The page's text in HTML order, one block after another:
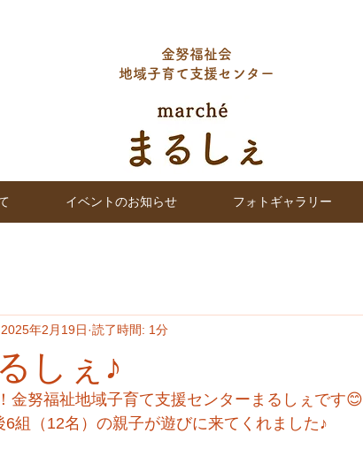
イベントのお知らせ フォトギャラリー
金努福祉会
地域子育て支援センター
しぇ♪
2025年2月19日 読了時間: 1分
金努福祉地域子育て支援センターまるしぇです😊
組（12名）の親子が遊びに来てくれました♪